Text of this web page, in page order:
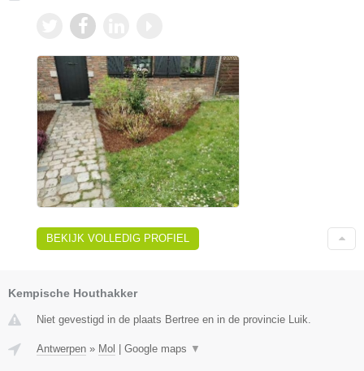
BEKIJK VOLLEDIG PROFIEL
Kempische Houthakker
Niet gevestigd in de plaats Bertree en in de provincie Luik.
Antwerpen » Mol | Google maps ▼